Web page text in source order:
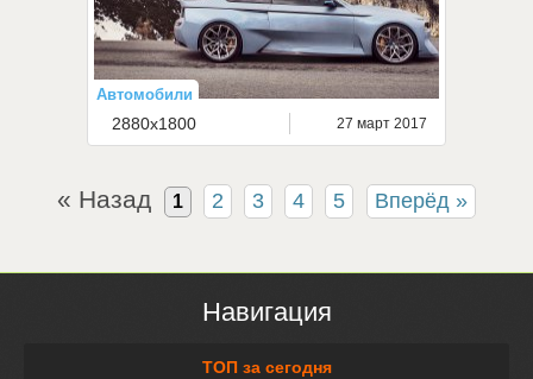
Автомобили
2880x1800 27 март 2017
« Назад 1 2 3 4 5 Вперёд »
Навигация
ТОП за сегодня